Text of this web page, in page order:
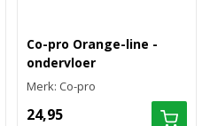
Co-pro Orange-line -
ondervloer
Merk: Co-pro
24,95